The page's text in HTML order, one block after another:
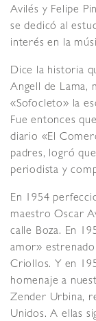
Avilés y Felipe
se dedicó al
interés en la
Dice la historia
Angell de Lama,
«Sofocleto» la
Fue entonces
diario «El
padres, logró
periodista y
En 1954
maestro Oscar
calle Boza. En
amor»
Criollos. Y en
homenaje a
Zender Urbina,
Unidos. A ellas